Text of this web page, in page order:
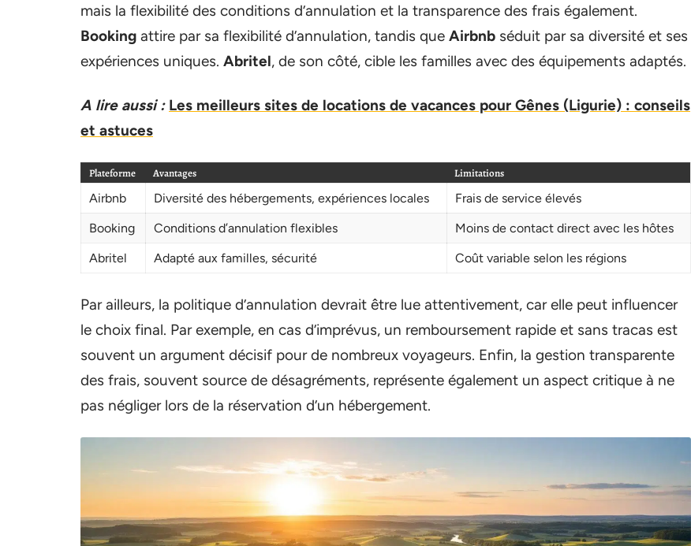
mais la flexibilité des conditions d’annulation et la transparence des frais également.
Booking attire par sa flexibilité d’annulation, tandis que Airbnb séduit par sa diversité et ses
expériences uniques. Abritel, de son côté, cible les familles avec des équipements adaptés.
A lire aussi : Les meilleurs sites de locations de vacances pour Gênes (Ligurie) : conseils
et astuces
Plateforme Avantages Limitations
Airbnb Diversité des hébergements, expériences locales
Frais de service élevés
Booking
Conditions d’annulation flexibles
Moins de contact direct avec les hôtes
Abritel
Adapté aux familles, sécurité Coût variable selon les régions
Par ailleurs, la politique d’annulation devrait être lue attentivement, car elle peut influencer
le choix final. Par exemple, en cas d’imprévus, un remboursement rapide et sans tracas est
souvent un argument décisif pour de nombreux voyageurs. Enfin, la gestion transparente
des frais, souvent source de désagréments, représente également un aspect critique à ne
pas négliger lors de la réservation d’un hébergement.